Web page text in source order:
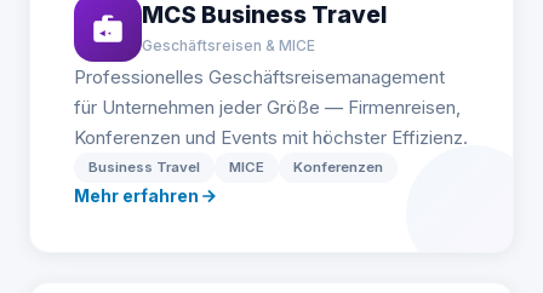
MCS Business Travel
Geschäftsreisen & MICE
Professionelles Geschäftsreisemanagement
für Unternehmen jeder Größe — Firmenreisen,
Konferenzen und Events mit höchster Effizienz.
Business Travel MICE Konferenzen
Mehr erfahren